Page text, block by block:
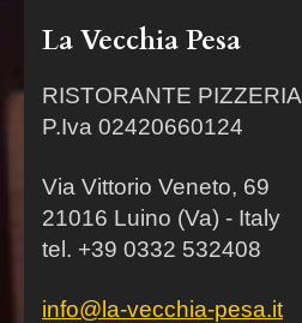
La Vecchia Pesa
RISTORANTE PIZZERIA
P.Iva 02420660124
Via Vittorio Veneto, 69
21016 Luino (Va) - Italy
tel. +39 0332 532408
info@la-vecchia-pesa.it